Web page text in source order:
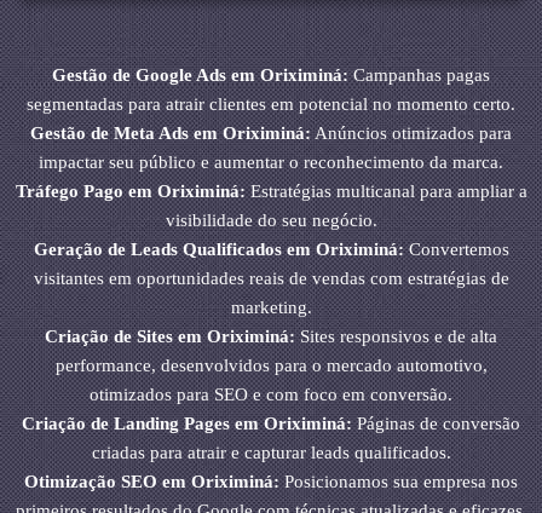
Gestão de Google Ads em Oriximiná:Campanhas pagas
segmentadas para atrair clientes em potencial no momento certo.
Gestão de Meta Ads em Oriximiná:Anúncios otimizados para
impactar seu público e aumentar o reconhecimento da marca.
Tráfego Pago em Oriximiná:Estratégias multicanal para ampliar a
visibilidade do seu negócio.
Geração de Leads Qualificados em Oriximiná:Convertemos
visitantes em oportunidades reais de vendas com estratégias de
marketing.
Criação de Sites em Oriximiná:Sites responsivos e de alta
performance, desenvolvidos para o mercado automotivo,
otimizados para SEO e com foco em conversão.
Criação de Landing Pages em Oriximiná:Páginas de conversão
criadas para atrair e capturar leads qualificados.
Otimização SEO em Oriximiná:Posicionamos sua empresa nos